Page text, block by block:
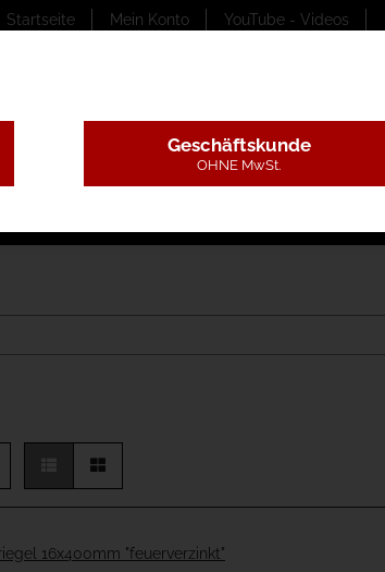
Startseite Mein Konto YouTube - Videos
16x400mm "feuerverzinkt"
Geschäftskunde
OHNE MwSt.